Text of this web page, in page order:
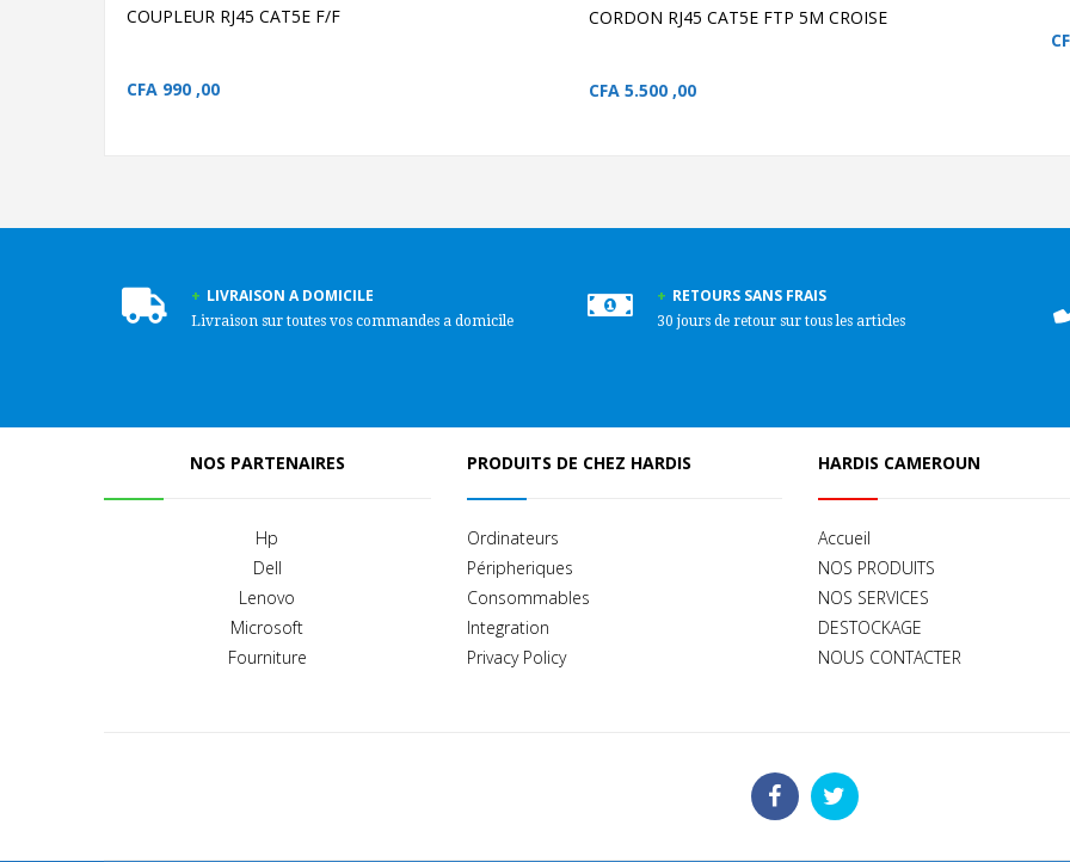
COUPLEUR RJ45 CAT5E F/F
CFA 990 ,00
CORDON RJ45 CAT5E FTP 5M CROISE
CFA 5.500 ,00
LIVRAISON A DOMICILE
Livraison sur toutes vos commandes a domicile
RETOURS SANS FRAIS
30 jours de retour sur tous les articles
NOS PARTENAIRES
Hp
Dell
Lenovo
Microsoft
Fourniture
PRODUITS DE CHEZ HARDIS
Ordinateurs
Péripheriques
Consommables
Integration
Privacy Policy
HARDIS CAMEROUN
Accueil
NOS PRODUITS
NOS SERVICES
DESTOCKAGE
NOUS CONTACTER